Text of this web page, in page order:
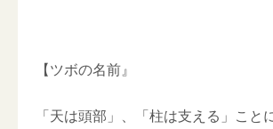
【ツボの名前』
「天は頭部」、「柱は支える」こと